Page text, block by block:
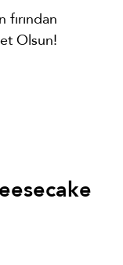
Olsun!